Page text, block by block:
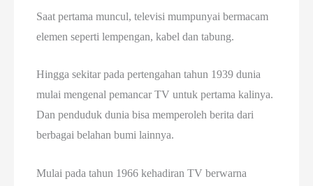
Saat pertama muncul, televisi mumpunyai bermacam
elemen seperti lempengan, kabel dan tabung.
Hingga sekitar pada pertengahan tahun 1939 dunia
mulai mengenal pemancar TV untuk pertama kalinya.
Dan penduduk dunia bisa memperoleh berita dari
berbagai belahan bumi lainnya.
Mulai pada tahun 1966 kehadiran TV berwarna